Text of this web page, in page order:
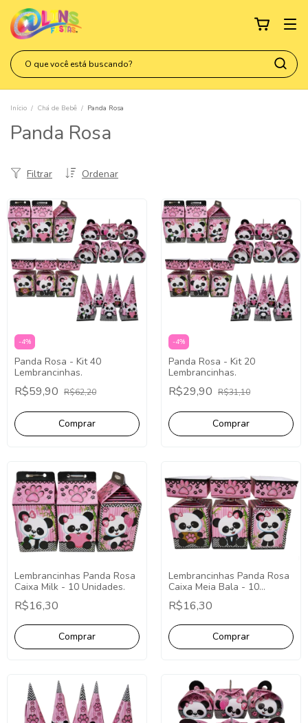
Início / Chá de Bebê / Panda Rosa
Panda Rosa
Ordenar
Filtrar
-4%
Panda Rosa - Kit 40
Lembrancinhas.
R$59,90 R$62,20
-4%
Panda Rosa - Kit 20
Lembrancinhas.
R$29,90 R$31,10
Lembrancinhas Panda Rosa
Caixa Milk - 10 Unidades.
R$16,30
Lembrancinhas Panda Rosa
Caixa Meia Bala - 10
Unidades.
R$16,30